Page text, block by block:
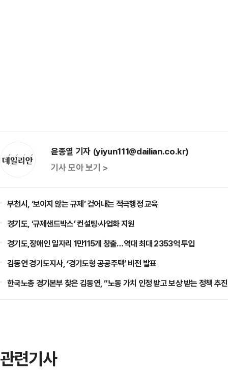
윤종열 기자 (yiyun111@dailian.co.kr)
기사 모아 보기 >
부천시, ‘보이지 않는 규제’ 걷어내는 적극행정 교육
경기도, ‘규제샌드박스’ 컨설팅·사업화 지원
경기도,장애인 일자리 1만115개 창출…역대 최대 2353억 투입
김동연 경기도지사, ‘경기도형 공공주택’ 비전 발표
한국노총 경기본부 찾은 김동연, “노동 가치 인정 받고 보상 받는 정책 추
관련기사